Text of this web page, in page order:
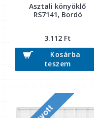
Asztali könyöklő
RS7141, Bordó
3.112 Ft
Kosárba
teszem